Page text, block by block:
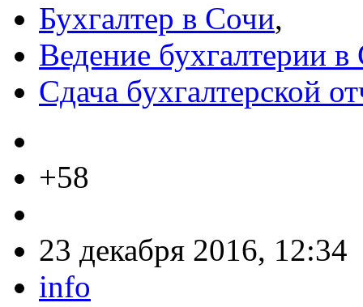
Бухгалтер в Сочи,
Ведение бухгалтерии
Сдача бухгалтерской
+58
23 декабря 2016, 12:34
info